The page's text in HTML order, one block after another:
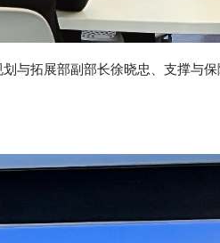
与拓展部副部长徐晓忠、支撑与